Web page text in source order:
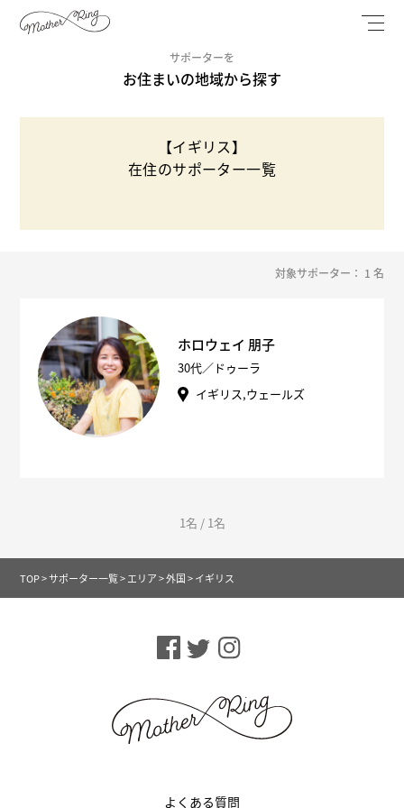
サポーターを
お住まいの地域から探す
【イギリス】
在住のサポーター一覧
対象サポーター： 1 名
ホロウェイ 朋子
30代／ドゥーラ
イギリス,ウェールズ
1名 / 1名
TOP>サポーター一覧>エリア>外国>イギリス
よくある質問